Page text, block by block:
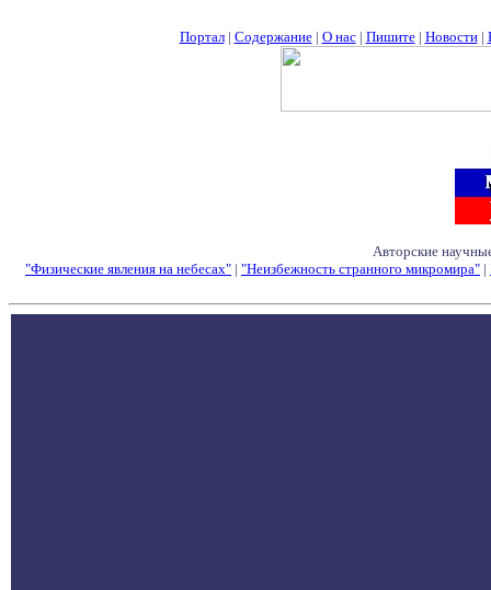
Портал| Содержание| О нас| Пишите| Новости|
Авторские
"Физические явления на небесах" | "Неизбежность странного микромира" |